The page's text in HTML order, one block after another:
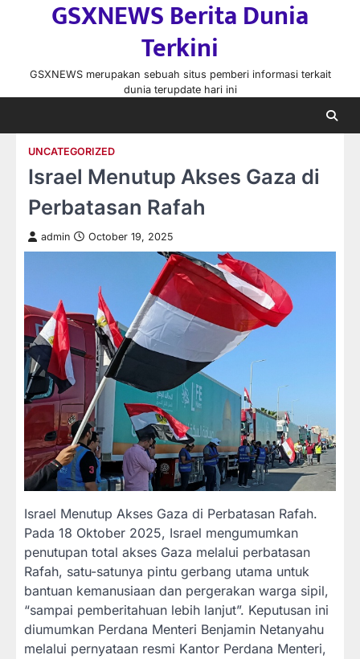
GSXNEWS Berita Dunia
Terkini
GSXNEWS merupakan sebuah situs pemberi informasi terkait
dunia terupdate hari ini
UNCATEGORIZED
Israel Menutup Akses Gaza di
Perbatasan Rafah
admin October 19, 2025
Israel Menutup Akses Gaza di Perbatasan Rafah.
Pada 18 Oktober 2025, Israel mengumumkan
penutupan total akses Gaza melalui perbatasan
Rafah, satu-satunya pintu gerbang utama untuk
bantuan kemanusiaan dan pergerakan warga sipil,
“sampai pemberitahuan lebih lanjut”. Keputusan ini
diumumkan Perdana Menteri Benjamin Netanyahu
melalui pernyataan resmi Kantor Perdana Menteri,